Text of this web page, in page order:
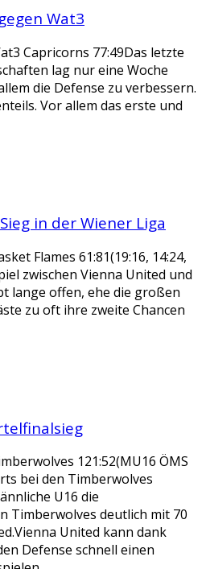
Wat3
Capricorns 77:49Das letzte
lag nur eine Woche
die Defense zu verbessern.
Vor allem das erste und
in der Wiener Liga
Flames 61:81(19:16, 14:24,
zwischen Vienna United und
lange offen, ehe die großen
zu oft ihre zweite Chancen
121:52(MU16 ÖMS
bei den Timberwolves
U16 die
Timberwolves deutlich mit 70
United kann dank
Defense schnell einen